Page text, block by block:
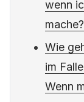
wenn
mache?
Wie
im
Wenn